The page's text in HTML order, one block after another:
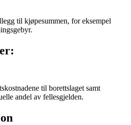
til kjøpesummen, for eksempel
til borettslaget samt
andel av fellesgjelden.